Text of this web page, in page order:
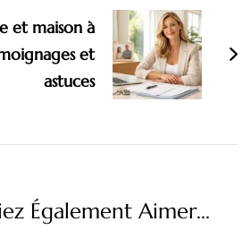
et maison à
et
astuces
Également Aimer...